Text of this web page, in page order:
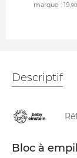
marque : 19
Descriptif
Bloc à